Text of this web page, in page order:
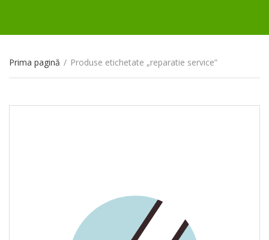
Prima pagină / Produse etichetate „reparatie service”